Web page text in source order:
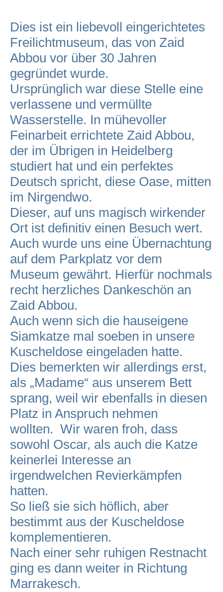
Dies ist ein liebevoll eingerichtetes
Freilichtmuseum, das von Zaid
Abbou vor über 30 Jahren
gegründet wurde.
Ursprünglich war diese Stelle eine
verlassene und vermüllte
Wasserstelle. In mühevoller
Feinarbeit errichtete Zaid Abbou,
der im Übrigen in Heidelberg
studiert hat und ein perfektes
Deutsch spricht, diese Oase, mitten
im Nirgendwo.
Dieser, auf uns magisch wirkender
Ort ist definitiv einen Besuch wert.
Auch wurde uns eine Übernachtung
auf dem Parkplatz vor dem
Museum gewährt. Hierfür nochmals
recht herzliches Dankeschön an
Zaid Abbou.
Auch wenn sich die hauseigene
Siamkatze mal soeben in unsere
Kuscheldose eingeladen hatte.
Dies bemerkten wir allerdings erst,
als „Madame“ aus unserem Bett
sprang, weil wir ebenfalls in diesen
Platz in Anspruch nehmen
wollten. Wir waren froh, dass
sowohl Oscar, als auch die Katze
keinerlei Interesse an
irgendwelchen Revierkämpfen
hatten.
So ließ sie sich höflich, aber
bestimmt aus der Kuscheldose
komplementieren.
Nach einer sehr ruhigen Restnacht
ging es dann weiter in Richtung
Marrakesch.